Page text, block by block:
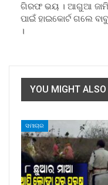
ଗିରଫ ଭୟ । ଆଗୁଆ
ପାଇଁ ହାଇକୋର୍ଟ ଗଲେ
।
YOU MIGHT
ସମାଚାର